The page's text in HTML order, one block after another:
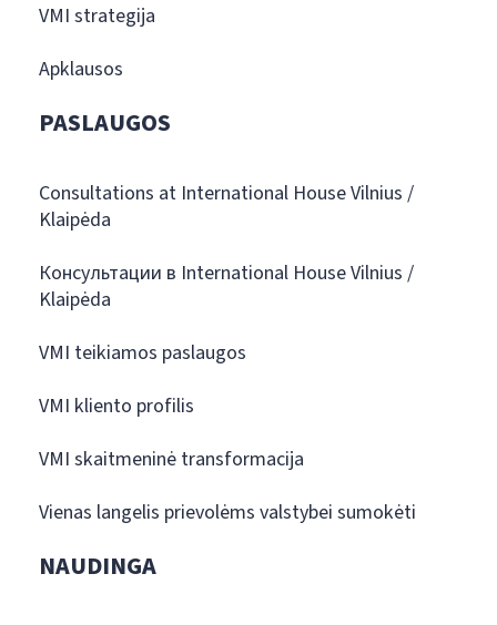
VMI strategija
Apklausos
PASLAUGOS
Consultations at International House Vilnius /
Klaipėda
Консультации в International House Vilnius /
Klaipėda
VMI teikiamos paslaugos
VMI kliento profilis
VMI skaitmeninė transformacija
Vienas langelis prievolėms valstybei sumokėti
NAUDINGA